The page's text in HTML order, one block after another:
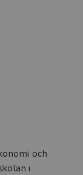
och
i